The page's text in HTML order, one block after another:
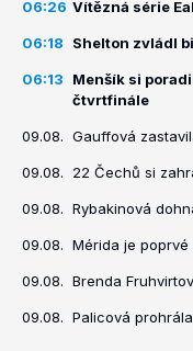
06:26 Vítězná série
06:18 Shelton zvládl
06:13
Menšík si
čtvrtfinále
09.08. Gauffová
09.08. 22 Čechů si
09.08. Rybakinová
09.08. Mérida je
09.08. Brenda
09.08. Palicová